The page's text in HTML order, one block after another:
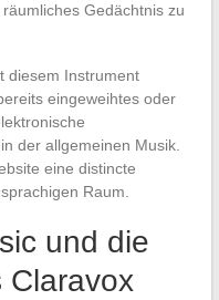
Gedächtnis zu
diesem Instrument
eingeweihtes oder
der allgemeinen Musik.
eine distincte
Raum.
und die
Claravox